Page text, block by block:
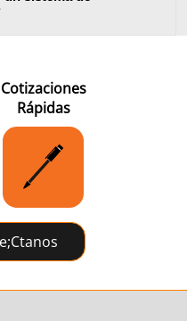
Cotizaciones
Rápidas